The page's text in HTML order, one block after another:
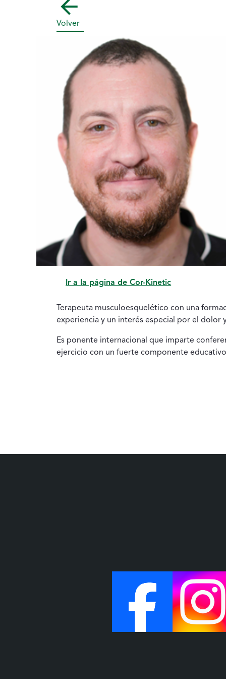
Volver
Ir a la página de Cor-Kinetic
Terapeuta musculoesquelético con una
experiencia y un interés especial por el dolor
Es ponente internacional que imparte
ejercicio con un fuerte componente